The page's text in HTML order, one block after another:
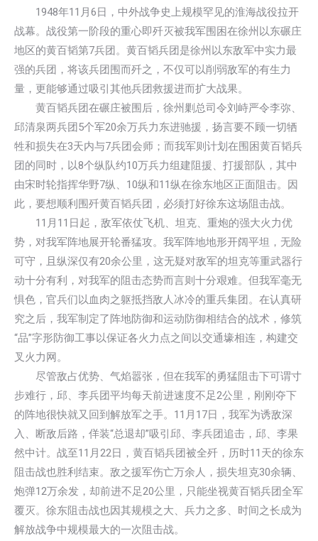
1948年11月6日，中外战争史上规模罕见的淮海战役拉开
战幕。战役第一阶段的重心即歼灭被我军围困在徐州以东碾庄
地区的黄百韬第7兵团。黄百韬兵团是徐州以东敌军中实力最
强的兵团，将该兵团围而歼之，不仅可以削弱敌军的有生力
量，更能够通过吸引其他兵团救援进而扩大战果。
黄百韬兵团在碾庄被围后，徐州剿总司令刘峙严令李弥、
邱清泉两兵团5个军20余万兵力东进驰援，扬言要不顾一切牺
牲和损失在3天内与7兵团会师；而我军则计划在围困黄百韬兵
团的同时，以8个纵队约10万兵力组建阻援、打援部队，其中
由宋时轮指挥华野7纵、10纵和11纵在徐东地区正面阻击。因
此，要想顺利围歼黄百韬兵团，必须打好徐东这场阻击战。
11月11日起，敌军依仗飞机、坦克、重炮的强大火力优
势，对我军阵地展开轮番猛攻。我军阵地地形开阔平坦，无险
可守，且纵深仅有20余公里，这无疑对敌军的坦克等重武器行
动十分有利，对我军的阻击态势而言则十分艰难。但我军毫无
惧色，官兵们以血肉之躯抵挡敌人冰冷的重兵集团。在认真研
究之后，我军制定了阵地防御和运动防御相结合的战术，修筑
“品”字形防御工事以保证各火力点之间以交通壕相连，构建交
叉火力网。
尽管敌占优势、气焰嚣张，但在我军的勇猛阻击下可谓寸
步难行，邱、李兵团平均每天前进速度不足2公里，刚刚夺下
的阵地很快就又回到解放军之手。11月17日，我军为诱敌深
入、断敌后路，佯装“总退却”吸引邱、李兵团追击，邱、李果
然中计。战至11月22日，黄百韬兵团被全歼，历时11天的徐东
阻击战也胜利结束。敌之援军伤亡万余人，损失坦克30余辆、
炮弹12万余发，却前进不足20公里，只能坐视黄百韬兵团全军
覆灭。徐东阻击战也因其规模之大、兵力之多、时间之长成为
解放战争中规模最大的一次阻击战。